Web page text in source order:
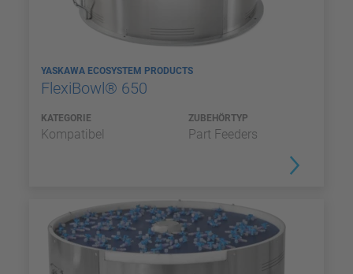
YASKAWA ECOSYSTEM PRODUCTS
FlexiBowl® 650
KATEGORIE
Kompatibel
ZUBEHÖRTYP
Part Feeders